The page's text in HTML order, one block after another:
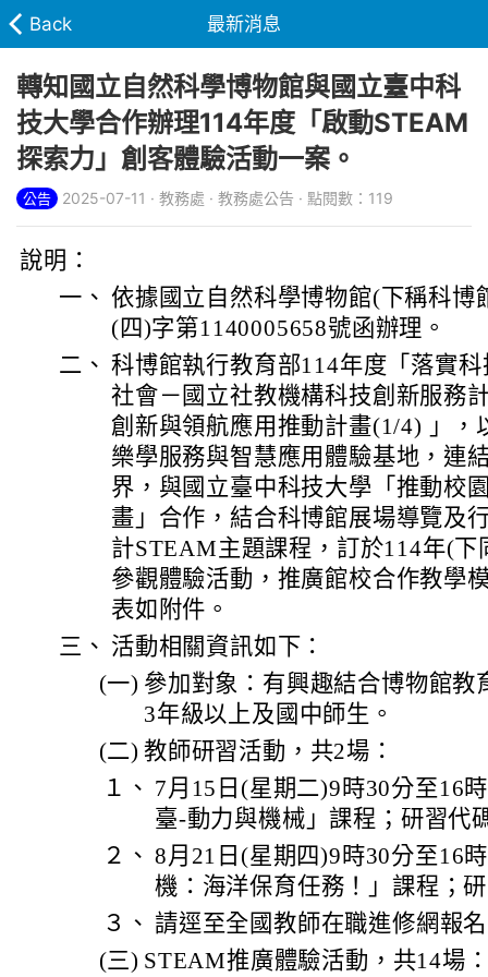
Back 最新消息
轉知國立自然科學博物館與國立臺中科
技大學合作辦理114年度「啟動STEAM
探索力」創客體驗活動一案。
公告 2025-07-11 · 教務處 · 教務處公告 · 點閱數：119
說明：
一、 依據國立自然科學博物館(下稱科博
(四)字第1140005658號函辦理。
二、 科博館執行教育部114年度「落實
社會－國立社教機構科技創新服務
創新與領航應用推動計畫(1/4) 」，
樂學服務與智慧應用體驗基地，連
界，與國立臺中科技大學「推動校
畫」合作，結合科博館展場導覽及
計STEAM主題課程，訂於114年(
參觀體驗活動，推廣館校合作教學
表如附件。
三、 活動相關資訊如下：
(一) 參加對象：有興趣結合博物館教
3年級以上及國中師生。
(二) 教師研習活動，共2場：
１、 7月15日(星期二)9時30分至16
臺-動力與機械」課程；研習代
２、 8月21日(星期四)9時30分至16
機：海洋保育任務！」課程；
３、 請逕至全國教師在職進修網報
(三) STEAM推廣體驗活動，共14場